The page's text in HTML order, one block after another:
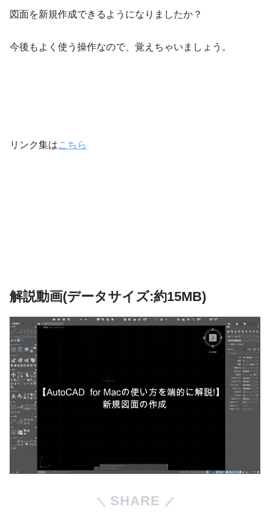
図面を新規作成できるようになりましたか？
今後もよく使う操作なので、覚えちゃいましょう。
リンク集はこちら
解説動画(データサイズ:約15MB)
SHARE